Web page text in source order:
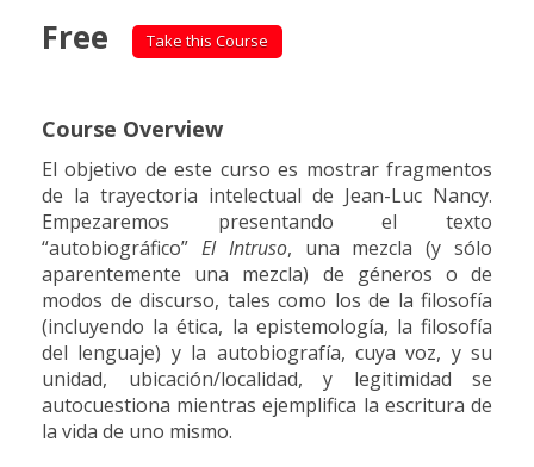
Free Take this Course
Course Overview
El objetivo de este curso es mostrar fragmentos
de la trayectoria intelectual de Jean-Luc Nancy.
Empezaremos presentando el texto
“autobiográfico” El Intruso, una mezcla (y sólo
aparentemente una mezcla) de géneros o de
modos de discurso, tales como los de la filosofía
(incluyendo la ética, la epistemología, la filosofía
del lenguaje) y la autobiografía, cuya voz, y su
unidad, ubicación/localidad, y legitimidad se
autocuestiona mientras ejemplifica la escritura de
la vida de uno mismo.